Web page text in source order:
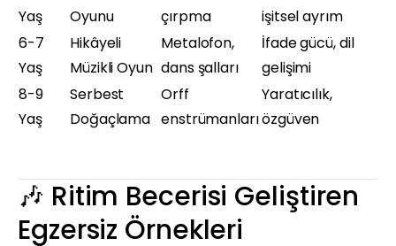
Yaş
Oyunu
çırpma
işitsel ayrım
6-7
Yaş
Hikâyeli
Müzikli Oyun
Metalofon,
dans şalları
İfade gücü, dil
gelişimi
8-9
Yaş
Serbest
Doğaçlama
Orff
enstrümanları
Yaratıcılık,
özgüven
🎶 Ritim Becerisi Geliştiren
Egzersiz Örnekleri